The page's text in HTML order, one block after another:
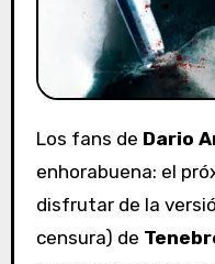
Los fans de Dario
enhorabuena: el
disfrutar de la
censura) de